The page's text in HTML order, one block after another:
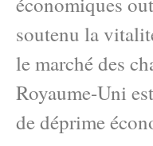
soutenu la
le marché des
Royaume-Uni
de déprime